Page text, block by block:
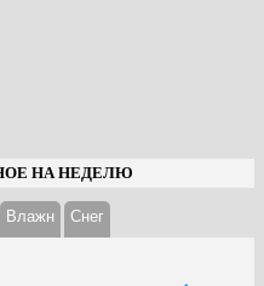
НА НЕДЕЛЮ
Влажн Cнег